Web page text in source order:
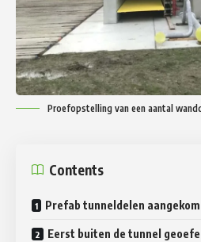
Proefopstelling van een aantal
Contents
Prefab tunneldelen
Eerst buiten de tunnel